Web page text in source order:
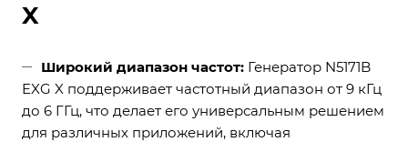
X
Широкий диапазон частот: Генератор N5171B
EXG X поддерживает частотный диапазон от 9 кГц
до 6 ГГц, что делает его универсальным решением
для различных приложений, включая